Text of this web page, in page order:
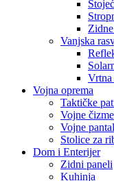
Vanjska
Vrtna
Vojna oprema
Taktičke
Vojne čizme
Vojne
Stolice za
Dom i Enterijer
Zidni paneli
Kuhinja